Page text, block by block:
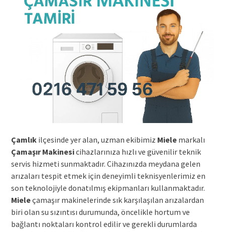
Çamlıkilçesinde yer alan, uzman ekibimiz Mielemarkalı
Çamaşır Makinesicihazlarınıza hızlı ve güvenilir teknik
servis hizmeti sunmaktadır. Cihazınızda meydana gelen
arızaları tespit etmek için deneyimli teknisyenlerimiz en
son teknolojiyle donatılmış ekipmanları kullanmaktadır.
Mieleçamaşır makinelerinde sık karşılaşılan arızalardan
biri olan su sızıntısı durumunda, öncelikle hortum ve
bağlantı noktaları kontrol edilir ve gerekli durumlarda